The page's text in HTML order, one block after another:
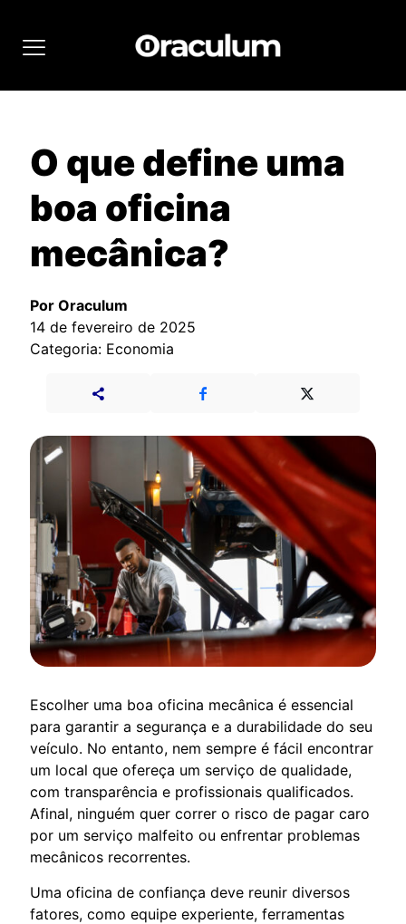
O que define uma
boa oficina
mecânica?
Por Oraculum
14 de fevereiro de 2025
Categoria: Economia
Escolher uma boa oficina mecânica é essencial
para garantir a segurança e a durabilidade do seu
veículo. No entanto, nem sempre é fácil encontrar
um local que ofereça um serviço de qualidade,
com transparência e profissionais qualificados.
Afinal, ninguém quer correr o risco de pagar caro
por um serviço malfeito ou enfrentar problemas
mecânicos recorrentes.
Uma oficina de confiança deve reunir diversos
fatores, como equipe experiente, ferramentas